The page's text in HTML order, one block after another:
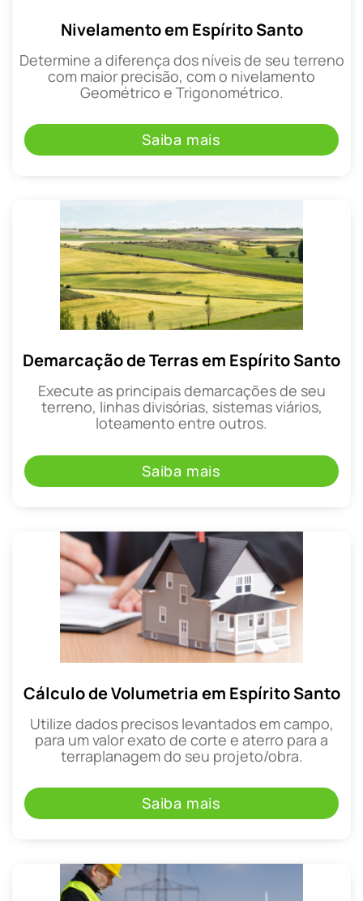
Nivelamento em Espírito Santo
Determine a diferença dos níveis de seu terreno
com maior precisão, com o nivelamento
Geométrico e Trigonométrico.
Saiba mais
Demarcação de Terras em Espírito Santo
Execute as principais demarcações de seu
terreno, linhas divisórias, sistemas viários,
loteamento entre outros.
Saiba mais
Cálculo de Volumetria em Espírito Santo
Utilize dados precisos levantados em campo,
para um valor exato de corte e aterro para a
terraplanagem do seu projeto/obra.
Saiba mais